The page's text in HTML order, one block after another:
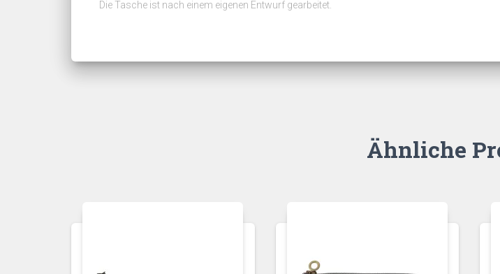
Die Tasche ist nach einem eigenen Entwurf gearbeitet.
Ähnliche